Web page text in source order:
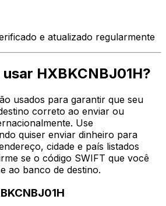
e atualizado regularmente
HXBKCNBJ01H?
usados para garantir que seu
correto ao enviar ou
Use
quiser enviar dinheiro para
cidade e país listados
se o código SWIFT que você
ao banco de destino.